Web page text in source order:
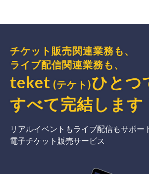
チケット販売関連業務も、
ライブ配信関連業務も、
teket (テケト)ひとつ
すべて完結 します
リアルイベントもライブ配信もサポー
電子チケット販売サービス